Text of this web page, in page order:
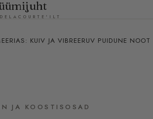
KUIV JA VIBREERUV PUIDUNE NOOT
JA KOOSTISOSAD